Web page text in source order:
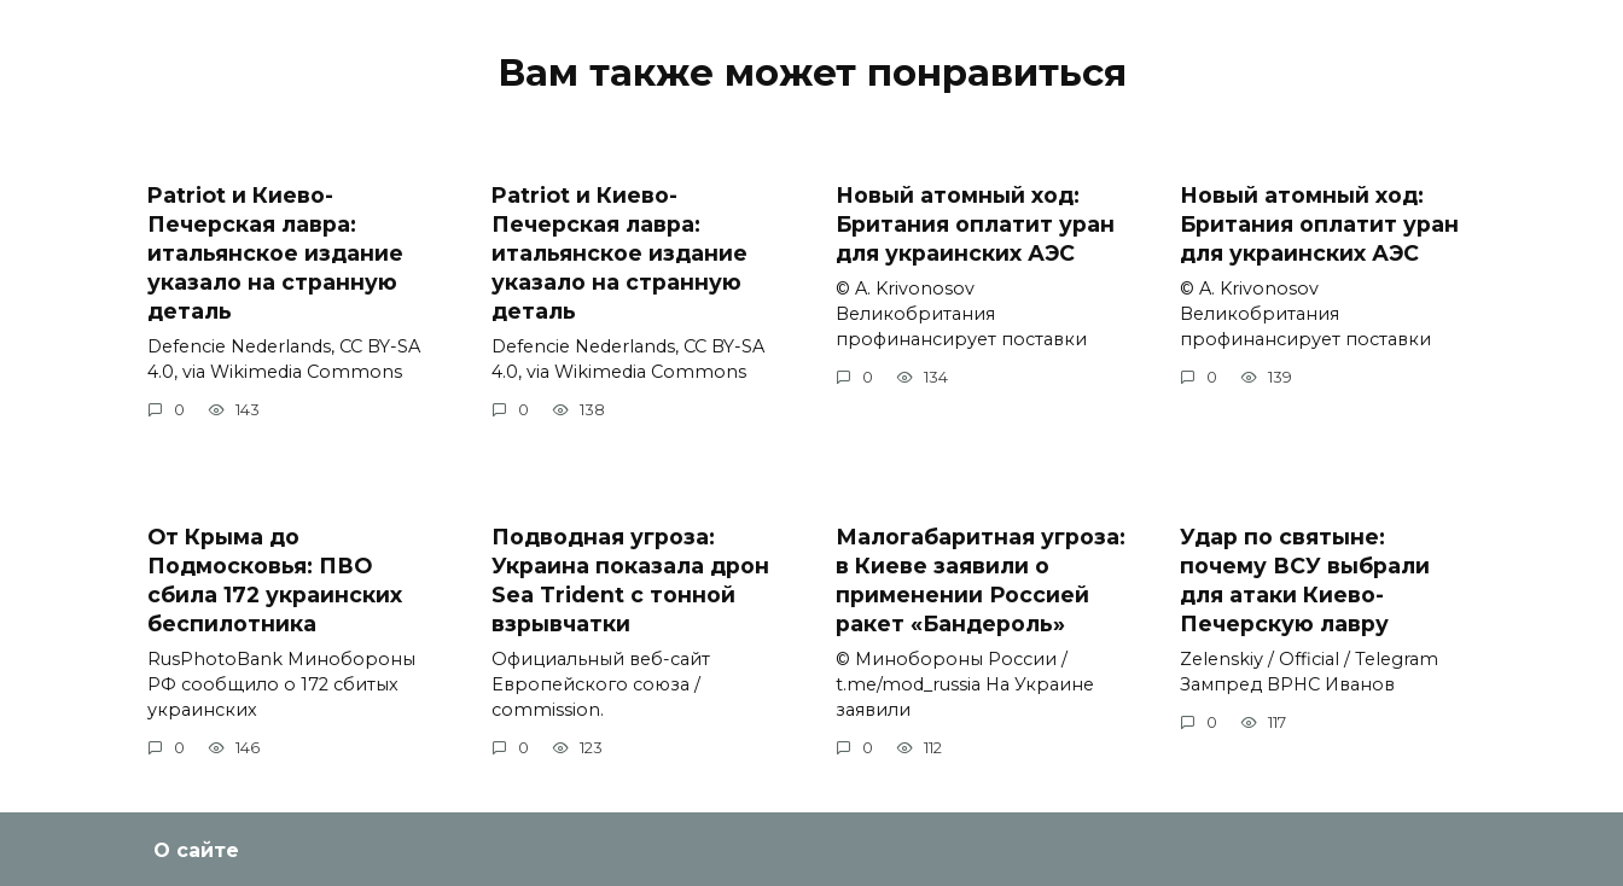
Вам также может понравиться
Patriot и Киево-
Печерская лавра:
итальянское издание
указало на странную
деталь
Defencie Nederlands, CC BY-SA
4.0, via Wikimedia Commons
0 143
Patriot и Киево-
Печерская лавра:
итальянское издание
указало на странную
деталь
Defencie Nederlands, CC BY-SA
4.0, via Wikimedia Commons
0 138
Новый атомный ход:
Британия оплатит уран
для украинских АЭС
© A. Krivonosov
Великобритания
профинансирует поставки
0 134
Новый атомный ход:
Британия оплатит уран
для украинских АЭС
© A. Krivonosov
Великобритания
профинансирует поставки
0 139
От Крыма до
Подмосковья: ПВО
сбила 172 украинских
беспилотника
RusPhotoBank Минобороны
РФ сообщило о 172 сбитых
украинских
0 146
Подводная угроза:
Украина показала дрон
Sea Trident с тонной
взрывчатки
Официальный веб-сайт
Европейского союза /
commission.
0 123
Малогабаритная угроза:
в Киеве заявили о
применении Россией
ракет «Бандероль»
© Минобороны России /
t.me/mod_russia На Украине
заявили
0 112
Удар по святыне:
почему ВСУ выбрали
для атаки Киево-
Печерскую лавру
Zеlеnskiу / Оfficiаl / Telegram
Зампред ВРНС Иванов
0 117
О сайте